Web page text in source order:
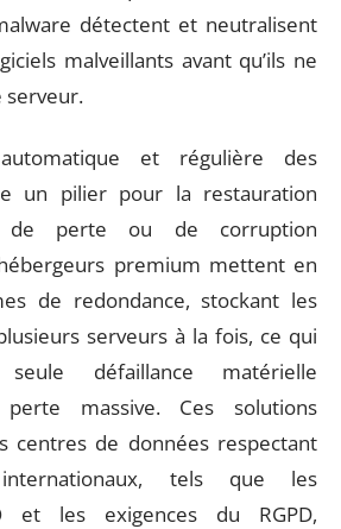
détectent et neutralisent
malveillants avant qu’ils ne
et régulière des
un pilier pour la restauration
perte ou de corruption
premium mettent en
de redondance, stockant les
serveurs à la fois, ce qui
défaillance matérielle
perte massive. Ces solutions
centres de données respectant
tels que les
et les exigences du RGPD,